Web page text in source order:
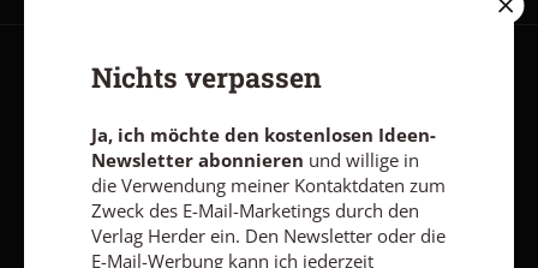
AGB und Widerrufsbelehrung Datenschutz
Vertrag widerrufen Abo online kündigen
Nichts verpassen
Ja, ich möchte den kostenlosen Ideen-
Newsletter abonnieren und willige in
die Verwendung meiner Kontaktdaten zum
Zweck des E-Mail-Marketings durch den
Verlag Herder ein. Den Newsletter oder die
E-Mail-Werbung kann ich jederzeit